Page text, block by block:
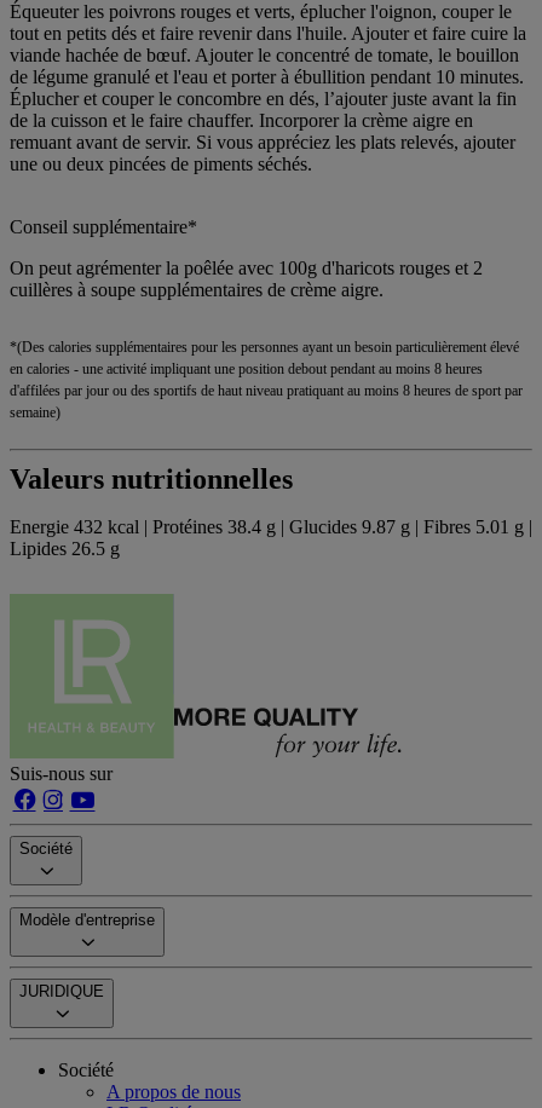
Équeuter les poivrons rouges et verts, éplucher l'oignon, couper le
tout en petits dés et faire revenir dans l'huile. Ajouter et faire cuire la
viande hachée de bœuf. Ajouter le concentré de tomate, le bouillon
de légume granulé et l'eau et porter à ébullition pendant 10 minutes.
Éplucher et couper le concombre en dés, l’ajouter juste avant la fin
de la cuisson et le faire chauffer. Incorporer la crème aigre en
remuant avant de servir. Si vous appréciez les plats relevés, ajouter
une ou deux pincées de piments séchés.
Conseil supplémentaire*
On peut agrémenter la poêlée avec 100g d'haricots rouges et 2
cuillères à soupe supplémentaires de crème aigre.
*(Des calories supplémentaires pour les personnes ayant un besoin particulièrement élevé
en calories - une activité impliquant une position debout pendant au moins 8 heures
d'affilées par jour ou des sportifs de haut niveau pratiquant au moins 8 heures de sport par
semaine)
Valeurs nutritionnelles
Energie 432 kcal | Protéines 38.4 g | Glucides 9.87 g | Fibres 5.01 g |
Lipides 26.5 g
Suis-nous sur
Société
Modèle d'entreprise
JURIDIQUE
Société
A propos de nous